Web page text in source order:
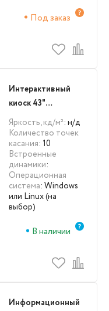
Под заказ
Интерактивный
киоск 43"
NEXTOUCH
NextStand 43
(STDNV2PNT43)
Яркость, кд/м²: н/д
Количество точек
касания: 10
Встроенные
динамики:
Операционная
система: Windows
или Linux (на
выбор)
В наличии
Информационный